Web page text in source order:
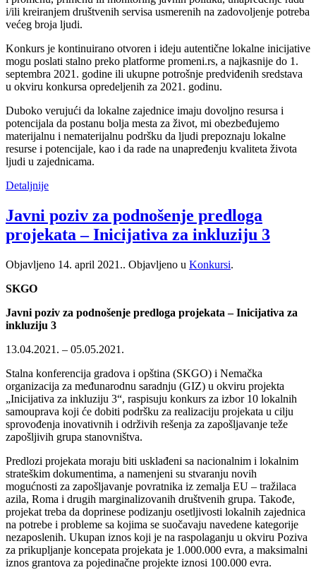
i/ili kreiranjem društvenih servisa usmerenih na zadovoljenje potreba
većeg broja ljudi.
Konkurs je kontinuirano otvoren i ideju autentične lokalne inicijative
mogu poslati stalno preko platforme promeni.rs, a najkasnije do 1.
septembra 2021. godine ili ukupne potrošnje predviđenih sredstava
u okviru konkursa opredeljenih za 2021. godinu.
Duboko verujući da lokalne zajednice imaju dovoljno resursa i
potencijala da postanu bolja mesta za život, mi obezbeđujemo
materijalnu i nematerijalnu podršku da ljudi prepoznaju lokalne
resurse i potencijale, kao i da rade na unapređenju kvaliteta života
ljudi u zajednicama.
Detaljnije
Javni poziv za podnošenje predloga
projekata – Inicijativa za inkluziju 3
Objavljeno 14. april 2021.. Objavljeno u Konkursi.
SKGO
Javni poziv za podnošenje predloga projekata – Inicijativa za
inkluziju 3
13.04.2021. – 05.05.2021.
Stalna konferencija gradova i opština (SKGO) i Nemačka
organizacija za međunarodnu saradnju (GIZ) u okviru projekta
„Inicijativa za inkluziju 3“, raspisuju konkurs za izbor 10 lokalnih
samouprava koji će dobiti podršku za realizaciju projekata u cilju
sprovođenja inovativnih i održivih rešenja za zapošljavanje teže
zapošljivih grupa stanovništva.
Predlozi projekata moraju biti usklađeni sa nacionalnim i lokalnim
strateškim dokumentima, a namenjeni su stvaranju novih
mogućnosti za zapošljavanje povratnika iz zemalja EU – tražilaca
azila, Roma i drugih marginalizovanih društvenih grupa. Takođe,
projekat treba da doprinese podizanju osetljivosti lokalnih zajednica
na potrebe i probleme sa kojima se suočavaju navedene kategorije
nezaposlenih. Ukupan iznos koji je na raspolaganju u okviru Poziva
za prikupljanje koncepata projekata je 1.000.000 evra, a maksimalni
iznos grantova za pojedinačne projekte iznosi 100.000 evra.